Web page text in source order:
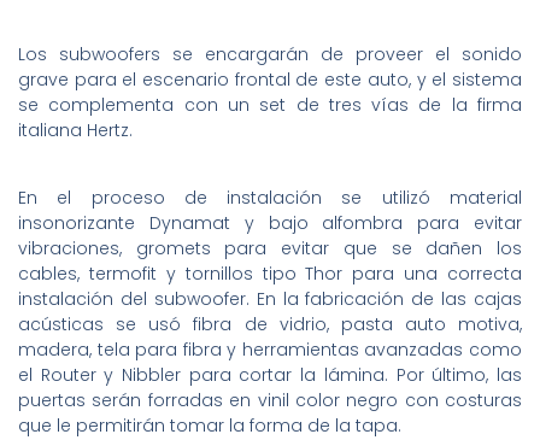
Los subwoofers se encargarán de proveer el sonido
grave para el escenario frontal de este auto, y el sistema
se complementa con un set de tres vías de la firma
italiana Hertz.
En el proceso de instalación se utilizó material
insonorizante Dynamat y bajo alfombra para evitar
vibraciones, gromets para evitar que se dañen los
cables, termofit y tornillos tipo Thor para una correcta
instalación del subwoofer. En la fabricación de las cajas
acústicas se usó fibra de vidrio, pasta auto motiva,
madera, tela para fibra y herramientas avanzadas como
el Router y Nibbler para cortar la lámina. Por último, las
puertas serán forradas en vinil color negro con costuras
que le permitirán tomar la forma de la tapa.